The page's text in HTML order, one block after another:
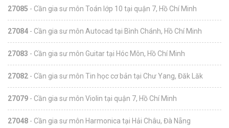
27085 - Cần gia sư môn Toán lớp 10 tại quận 7, Hồ Chí Minh
27084 - Cần gia sư môn Autocad tại Bình Chánh, Hồ Chí Minh
27083 - Cần gia sư môn Guitar tại Hóc Môn, Hồ Chí Minh
27082 - Cần gia sư môn Tin học cơ bản tại Chư Yang, Đăk Lăk
27079 - Cần gia sư môn Violin tại quận 7, Hồ Chí Minh
27048 - Cần gia sư môn Harmonica tại Hải Châu, Đà Nẵng